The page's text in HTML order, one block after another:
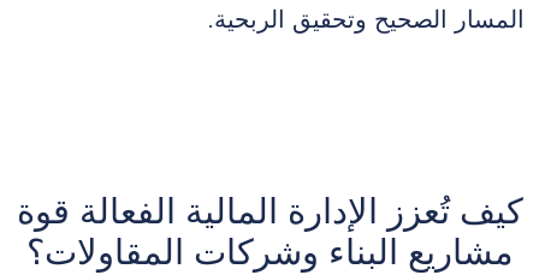
المسار الصحيح وتحقيق الربحية.
كيف تُعزز الإدارة المالية الفعالة قوة
مشاريع البناء وشركات المقاولات؟